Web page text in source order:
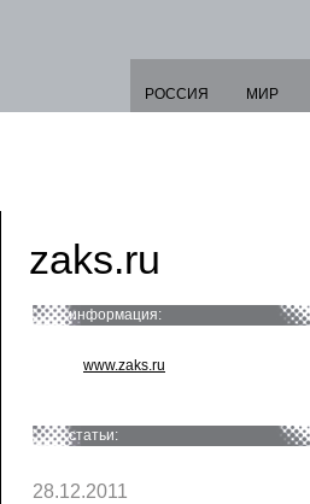
РОССИЯ МИР
zaks.ru
информация:
www.zaks.ru
статьи:
28.12.2011